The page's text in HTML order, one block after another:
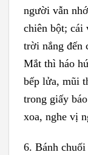
người vẫn
chiên bột; cái
trời nắng đến
Mắt thì háo
bếp lửa, mũi
trong giấy
xoa, nghe vị
6. Bánh chuối